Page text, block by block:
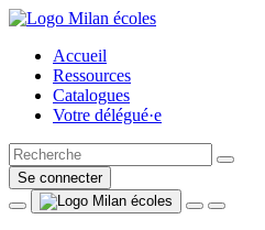
Accueil
Ressources
Catalogues
Votre délégué·e
Se connecter